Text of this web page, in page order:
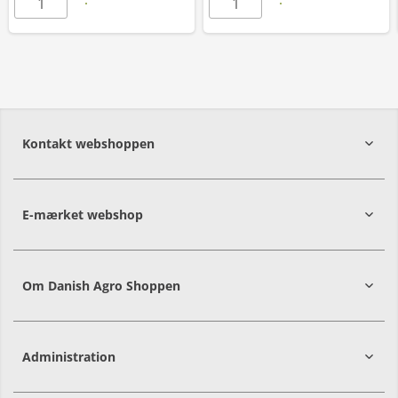
Kontakt webshoppen
E-mærket webshop
Om Danish Agro Shoppen
Administration